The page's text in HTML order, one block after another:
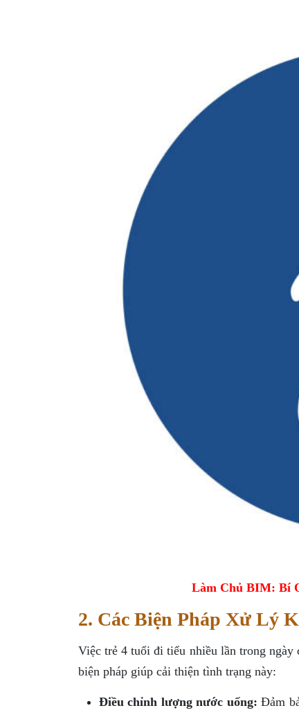
Làm Chủ BIM: Bí
2. Các Biện Pháp Xử Lý
Việc trẻ 4 tuổi đi tiểu nhiều lần trong ngày
biện pháp giúp cải thiện tình trạng này:
Điều chỉnh lượng nước uống: Đảm